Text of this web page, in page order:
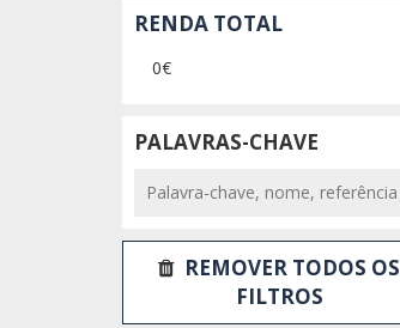
RENDA TOTAL
0€
PALAVRAS-CHAVE
REMOVER TODOS OS
FILTROS